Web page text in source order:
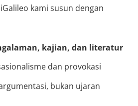
kami susun dengan
kajian, dan literatur
dan provokasi
bukan ujaran